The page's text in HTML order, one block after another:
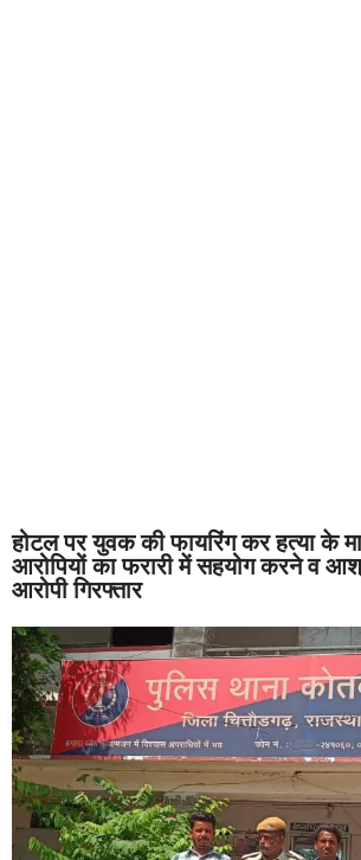
होटल पर युवक की फायरिंग कर हत्या के
आरोपियों का फरारी में सहयोग करने व
आरोपी गिरफ्तार